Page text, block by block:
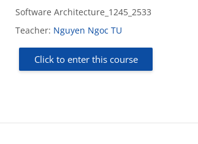
Software Architecture_1245_2533
Teacher: Nguyen Ngoc TU
Click to enter this course